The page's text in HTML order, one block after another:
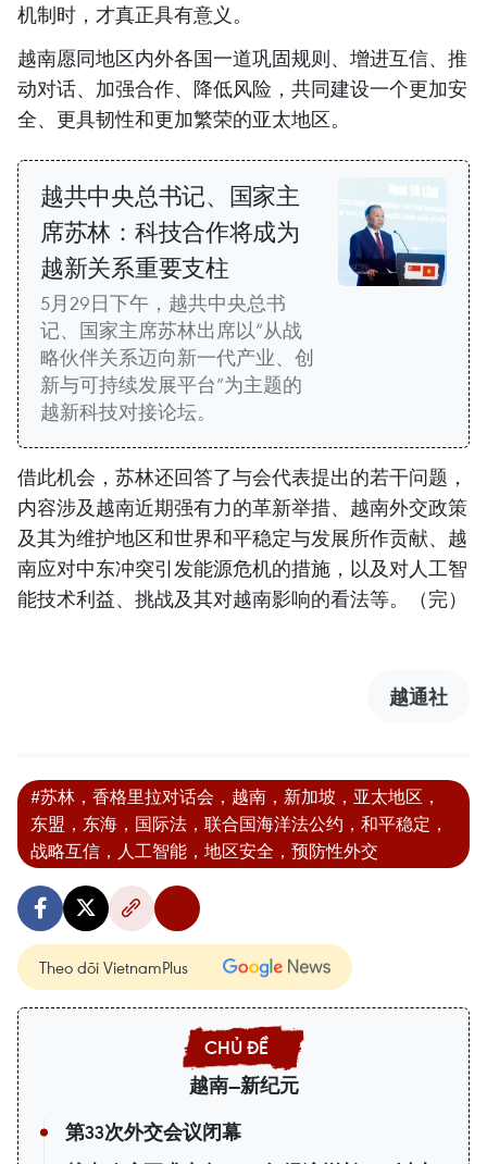
机制时，才真正具有意义。
越南愿同地区内外各国一道巩固规则、增进互信、推
动对话、加强合作、降低风险，共同建设一个更加安
全、更具韧性和更加繁荣的亚太地区。
越共中央总书记、国家主
席苏林：科技合作将成为
越新关系重要支柱
5月29日下午，越共中央总书
记、国家主席苏林出席以“从战
略伙伴关系迈向新一代产业、创
新与可持续发展平台”为主题的
越新科技对接论坛。
借此机会，苏林还回答了与会代表提出的若干问题，
内容涉及越南近期强有力的革新举措、越南外交政策
及其为维护地区和世界和平稳定与发展所作贡献、越
南应对中东冲突引发能源危机的措施，以及对人工智
能技术利益、挑战及其对越南影响的看法等。（完）
越通社
#苏林，香格里拉对话会，越南，新加坡，亚太地区，
东盟，东海，国际法，联合国海洋法公约，和平稳定，
战略互信，人工智能，地区安全，预防性外交
Theo dõi VietnamPlus
越南—新纪元
第33次外交会议闭幕